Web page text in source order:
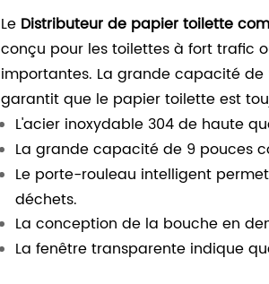
Le Distributeur de papier toilette
conçu pour les toilettes à fort trafic
importantes. La grande capacité
garantit que le papier toilette est
L'acier inoxydable 304 de haute
La grande capacité de 9 pouces
Le porte-rouleau intelligent
déchets.
La conception de la bouche en
La fenêtre transparente indique